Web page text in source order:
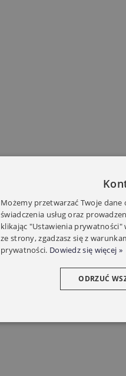
Możemy przetwarzać Twoje
świadczenia usług oraz
klikając "Ustawienia
ze strony, zgadzasz się z
prywatności. Dowiedz się więcej »
ODRZUĆ